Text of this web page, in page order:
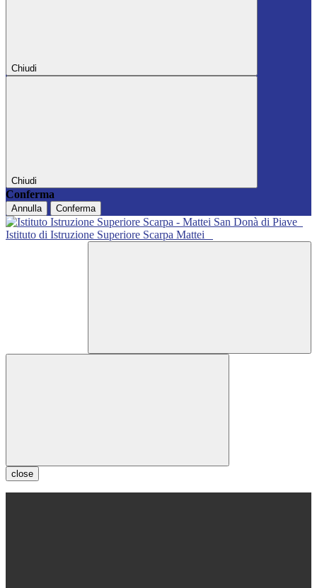
Chiudi
Chiudi
Conferma
Annulla Conferma
Istituto di Istruzione Superiore Scarpa Mattei
close